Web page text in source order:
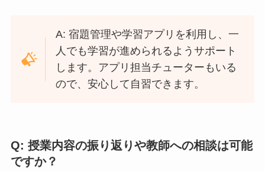
A: 宿題管理や学習アプリを利用し、一
人でも学習が進められるようサポート
します。アプリ担当チューターもいる
ので、安心して自習できます。
Q: 授業内容の振り返りや教師への相談は可能
ですか？